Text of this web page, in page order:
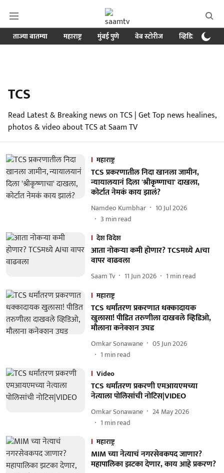
ताज्या बातम्या महाराष्ट्र मुंबई पुणे वेब स्टोरीज व्हिडिओ
TCS
Read Latest & Breaking news on TCS | Get Top news healines,
photos & video about TCS at Saam TV
महाराष्ट्र
TCS प्रकरणातील निदा खानला जामीन,
न्यायालयानं दिला 'श्रीकृष्णाचा' दाखला,
कोर्टात नेमकं काय झालं?
Namdeo Kumbhar
10 Jul 2026
3 min read
देश विदेश
आता नोकऱ्या कमी होणार? TCSमध्ये AIचा
वापर वाढवला
Saam Tv 11 Jun 2026 1 min read
महाराष्ट्र
TCS धर्मांतरण प्रकरणात धक्कादायक
खुलासा! पीडित तरुणीला दाखवले व्हिडिओ,
मौलाना कनेक्शन उघड
Omkar Sonawane
05 Jun 2026
1 min read
Video
TCS धर्मांतरण प्रकरणी एमआयएमच्या
नेत्याला पोलिसांची नोटिस|VIDEO
Omkar Sonawane
24 May 2026
1 min read
महाराष्ट्र
MIM च्या नेत्याचं नगरसेवकपद जाणार?
महापालिका झटका देणार, काय आहे प्रकरण?